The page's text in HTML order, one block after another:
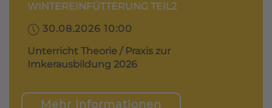
WINTEREINFÜTTERUNG TEIL2
30.08.2026 10:00
Unterricht Theorie / Praxis zur
Imkerausbildung 2026
Mehr Informationen